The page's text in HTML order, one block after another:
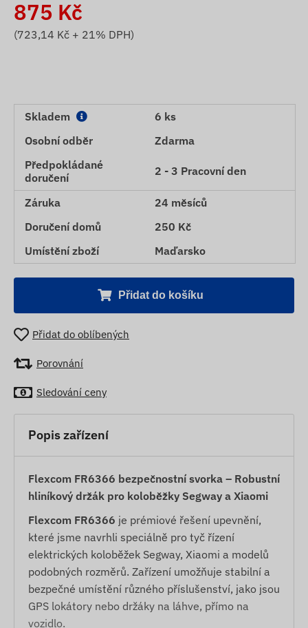
875 Kč
(723,14 Kč + 21% DPH)
Skladem
6 ks
Osobní odběr
Zdarma
Předpokládané
doručení
2 - 3 Pracovní den
Záruka
24 měsíců
Doručení domů
250 Kč
Umístění zboží
Maďarsko
Přidat do košíku
Přidat do oblíbených
Porovnání
Sledování ceny
Popis zařízení
Flexcom FR6366 bezpečnostní svorka – Robustní
hliníkový držák pro koloběžky Segway a Xiaomi
Flexcom FR6366 je prémiové řešení upevnění,
které jsme navrhli speciálně pro tyč řízení
elektrických koloběžek Segway, Xiaomi a modelů
podobných rozměrů. Zařízení umožňuje stabilní a
bezpečné umístění různého příslušenství, jako jsou
GPS lokátory nebo držáky na láhve, přímo na
vozidlo.